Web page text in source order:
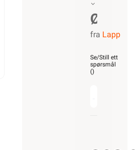
110
fra Lapp
Se/Still ett
spørsmål
()